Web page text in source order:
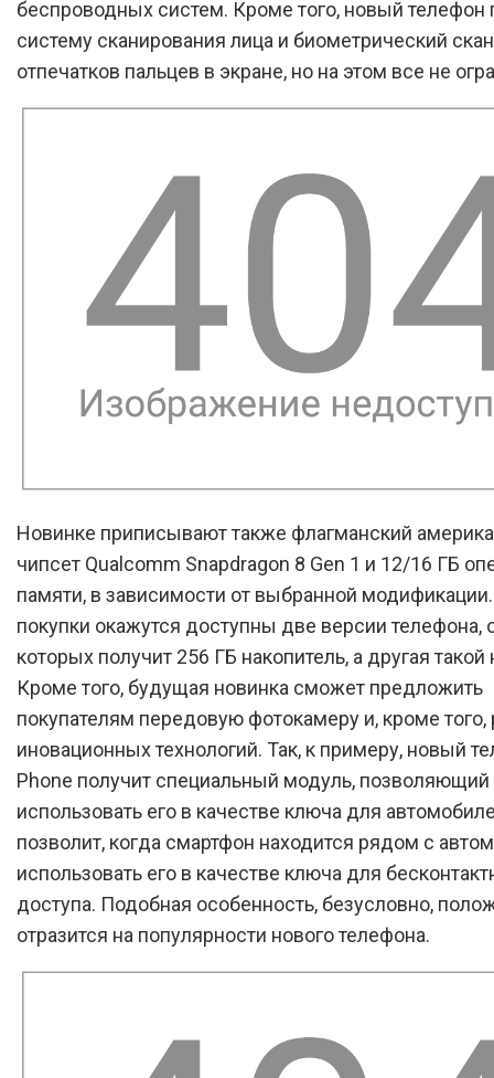
беспроводных систем. Кроме того, новый телефон
систему сканирования лица и биометрический
отпечатков пальцев в экране, но на этом все не
Новинке приписывают также флагманский
чипсет Qualcomm Snapdragon 8 Gen 1 и 12/16 ГБ
памяти, в зависимости от выбранной
покупки окажутся доступны две версии телефона,
которых получит 256 ГБ накопитель, а другая такой
Кроме того, будущая новинка сможет предложить
покупателям передовую фотокамеру и, кроме того,
иновационных технологий. Так, к примеру, новый
Phone получит специальный модуль, позволяющий
использовать его в качестве ключа для
позволит, когда смартфон находится рядом с
использовать его в качестве ключа для
доступа. Подобная особенность, безусловно,
отразится на популярности нового телефона.